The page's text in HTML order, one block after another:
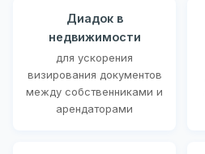
Диадок в
недвижимости
для ускорения
визирования документов
между собственниками и
арендаторами